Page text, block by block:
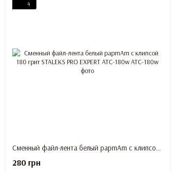
4
Сменный файл-лента белый papmAm с клипсой 180 грит STALEKS PRO EXPERT ATC-180w
280 грн